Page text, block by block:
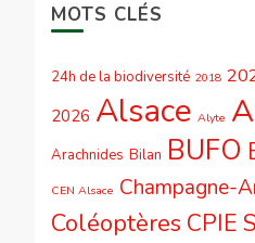
MOTS CLÉS
24h de la biodiversité 2018
2026 Alsace Alyte
Arachnides Bilan BUFO
CEN Alsace Champagne-
Coléoptères CPIE